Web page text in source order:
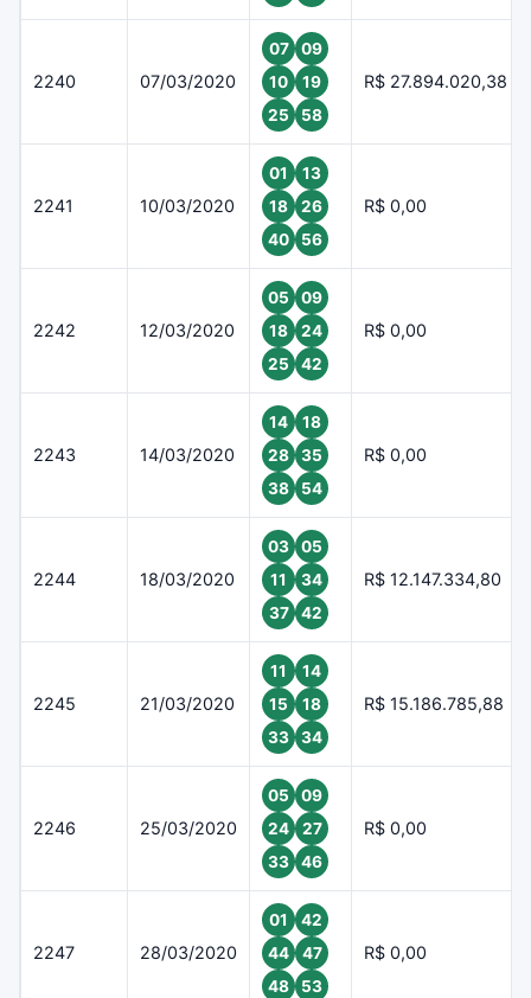
2240 07/03/2020
07
09
10
19
25
58
R$ 27.894.020,38
2241 10/03/2020
01
13
18
26
40
56
R$ 0,00
2242 12/03/2020
05
09
18
24
25
42
R$ 0,00
2243 14/03/2020
14
18
28
35
38
54
R$ 0,00
2244 18/03/2020
03
05
11
34
37
42
R$ 12.147.334,80
2245 21/03/2020
11
14
15
18
33
34
R$ 15.186.785,88
2246 25/03/2020
05
09
24
27
33
46
R$ 0,00
2247 28/03/2020
01
42
44
47
48
53
R$ 0,00